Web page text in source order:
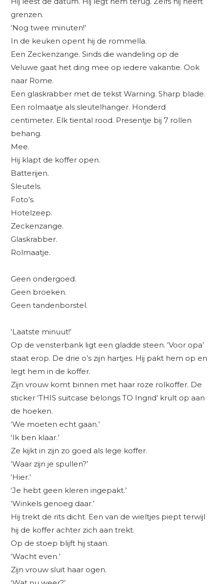
grenzen.
‘Nog twee minuten!’
In de keuken opent hij de rommella.
Een Zeckenzange. Sinds die wandeling op de
Veluwe gaat het ding mee op iedere vakantie. Ook
naar Rome.
Een glaskrabber met de tekst Warning. Sharp blade.
Een rolmaatje als sleutelhanger. Honderd
centimeter. Elk tiental rood. Presentje bij 7 rollen
behang.
Mee.
Hij klapt de koffer open.
Batterijen.
Sleutels.
Foto’s.
Hotelzeep.
Zeckenzange.
Glaskrabber.
Rolmaatje.
Geen ondergoed.
Geen broeken.
Geen tandenborstel.
‘Laatste minuut!’
Op de vensterbank ligt een gladde steen. ‘Voor opa’
staat erop. De drie o’s zijn hartjes. Hij pakt hem op en
legt hem in de koffer.
Zijn vrouw komt binnen met haar roze rolkoffer. De
sticker ‘THIS suitcase belongs TO Ingrid’ krult op aan
de hoeken.
‘We moeten echt gaan.’
‘Ik ben klaar.’
Ze kijkt in zijn zo goed als lege koffer.
‘Waar zijn je spullen?’
‘Hier.’
‘Je hebt geen kleren ingepakt.’
‘Winkels genoeg daar.’
Hij trekt de rits dicht. Een van de wieltjes piept terwijl
hij de koffer achter zich aan trekt.
Op de stoep blijft hij staan.
‘Wacht even.’
Zijn vrouw sluit haar ogen.